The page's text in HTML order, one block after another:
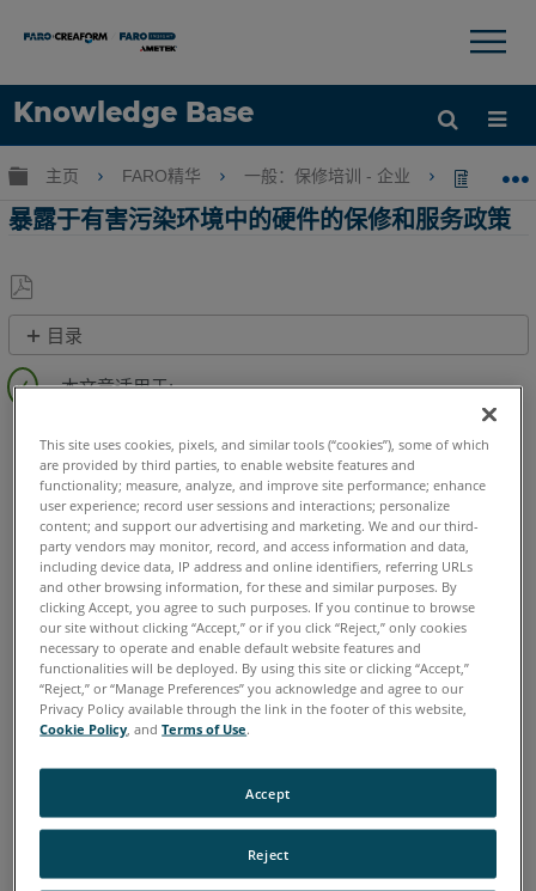
Knowledge Base
语言
×
扩展/隐缩全局层次
主页 FARO精华 一般：保修培训 - 企业 暴露
暴露于有害污染环境中的硬件的保修和服务政策
另
存
为
PDF
目录
染
和
您
FARO
保
修
Quantum X.E Quantum S Max Quantum M Max
Quantum E Max Gage Max Quantum S Quantum M
Quantum E Gage Edge Fusion Prime Platinum
Legacy Quantum Titanium Advantage
激光掃描儀 Blink
3D激光掃描儀 Focus Core Focus Premium
Focus Premium Max Focus S Focus S Plus Focus M
Focus3D Focus3D X Focus3D X HDR Focus3D S Photon
法语 简体中文
西班牙语 韩语
This site uses cookies, pixels, and similar tools (“cookies”), some of which
are provided by third parties, to enable website features and
functionality; measure, analyze, and improve site performance; enhance
user experience; record user sessions and interactions; personalize
content; and support our advertising and marketing. We and our third-
party vendors may monitor, record, and access information and data,
including device data, IP address and online identifiers, referring URLs
and other browsing information, for these and similar purposes. By
clicking Accept, you agree to such purposes. If you continue to browse
our site without clicking “Accept,” or if you click “Reject,” only cookies
necessary to operate and enable default website features and
functionalities will be deployed. By using this site or clicking “Accept,”
“Reject,” or “Manage Preferences” you acknowledge and agree to our
Privacy Policy available through the link in the footer of this website,
Cookie Policy , andTerms of Use.
Reject
Accept